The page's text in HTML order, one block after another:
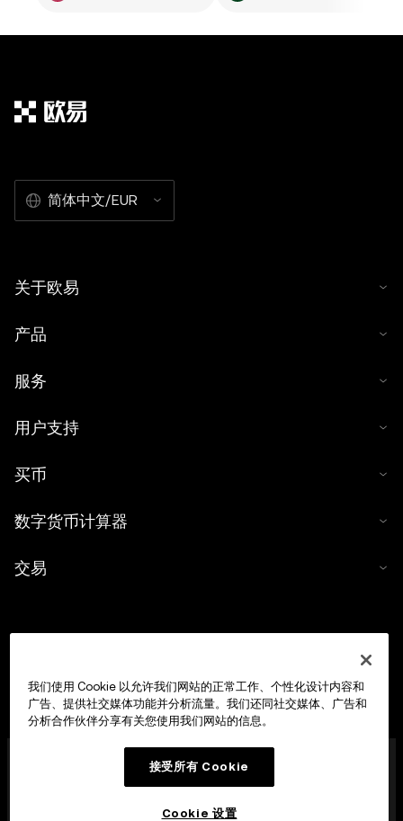
简体中文/EUR
关于欧易
产品
服务
用户支持
买币
数字货币计算器
交易
(MFSA) 依据《数字货币资产市场法案》(马耳他法律第 647
章) 第 28 条授权成立的数字货币资产服务提供商 (CASP)，
获准开展数字货币资产交易平台业务。
我们使用 Cookie 以允许我们网站的正常工作、个性化设计内容和
广告、提供社交媒体功能并分析流量。我们还同社交媒体、广告和
分析合作伙伴分享有关您使用我们网站的信息。
接受所有 Cookie
Cookie 设置